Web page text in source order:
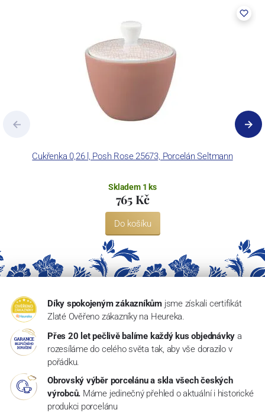
Cukřenka 0,26 l, Posh Rose 25673, Porcelán Seltmann
Skladem 1 ks
765 Kč
Do košíku
Díky spokojeným zákazníkům jsme získali certifikát
Zlaté Ověřeno zákazníky na Heureka.
Přes 20 let pečlivě balíme každý kus objednávky a
rozesíláme do celého světa tak, aby vše dorazilo v
pořádku.
Obrovský výběr porcelánu a skla všech českých
výrobců. Máme jedinečný přehled o aktuální i historické
produkci porcelánu